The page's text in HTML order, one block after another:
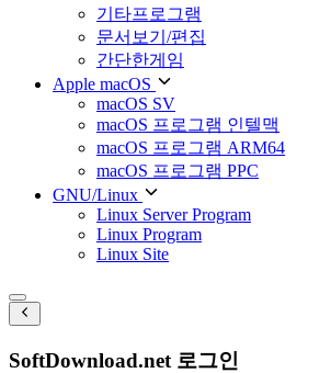
기타프로그램
문서보기/편집
간단한게임
Apple macOS
macOS SV
macOS 프로그램 인텔맥
macOS 프로그램 ARM64
macOS 프로그램 PPC
GNU/Linux
Linux Server Program
Linux Program
Linux Site
SoftDownload.net 로그인